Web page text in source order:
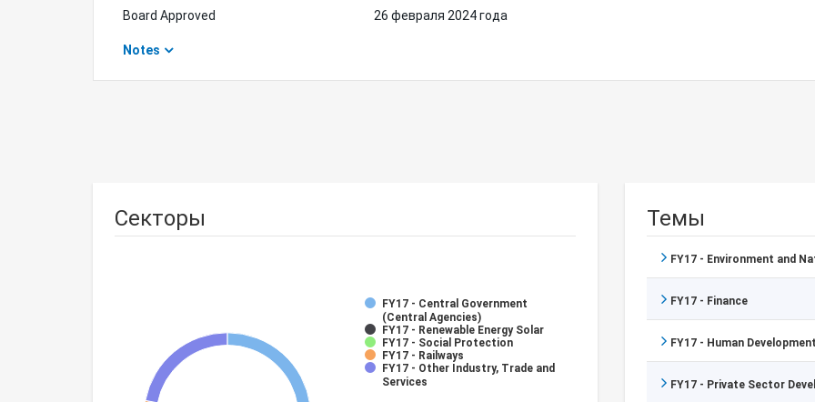
Board Approved
26 февраля 2024 года
Notes
Секторы
FY17 - Central Government
(Central Agencies)
FY17 - Renewable Energy Solar
FY17 - Social Protection
FY17 - Railways
FY17 - Other Industry, Trade and
Services
Темы
FY17 - Environment and
FY17 - Finance
FY17 - Human
FY17 - Private Sector